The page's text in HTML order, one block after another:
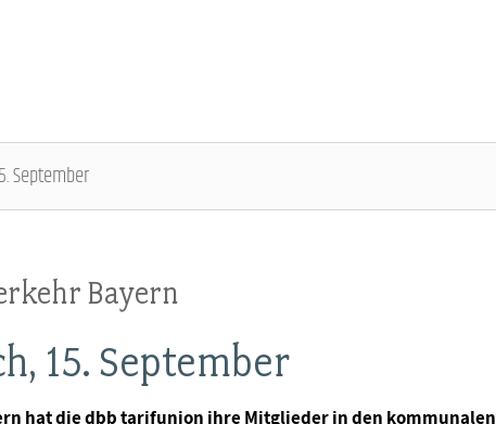
Gremien
Geschäftsführung
Fachtagungen
Bundesseniorenkongress
September
Bayern
15. September
hat die dbb tarifunion ihre Mitglieder in den kommunalen